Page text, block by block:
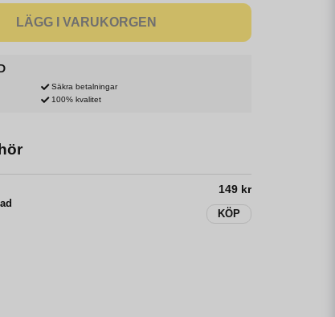
LÄGG I VARUKORGEN
Säkra betalningar
100% kvalitet
149 kr
KÖP